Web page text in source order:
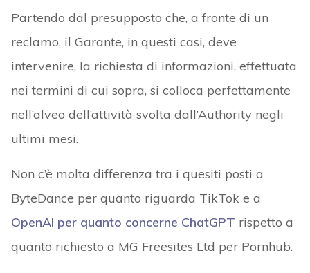
Partendo dal presupposto che, a fronte di un
reclamo, il Garante, in questi casi, deve
intervenire, la richiesta di informazioni, effettuata
nei termini di cui sopra, si colloca perfettamente
nell’alveo dell’attività svolta dall’Authority negli
ultimi mesi.
Non c’è molta differenza tra i quesiti posti a
ByteDance per quanto riguarda TikToke a
OpenAI per quanto concerne ChatGPT rispetto a
quanto richiesto a MG Freesites Ltd per Pornhub.